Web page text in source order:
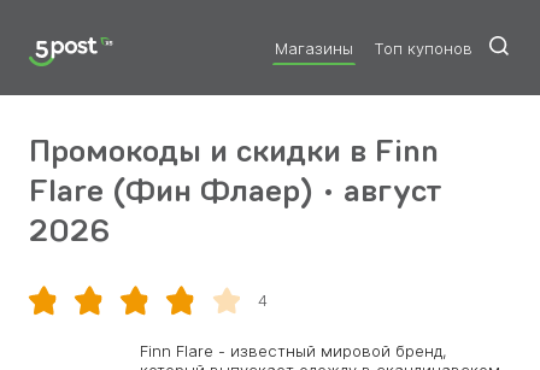
Магазины Топ купонов
Промокоды и скидки в Finn
Flare (Фин Флаер) • август
2026
4
Finn Flare - известный мировой бренд,